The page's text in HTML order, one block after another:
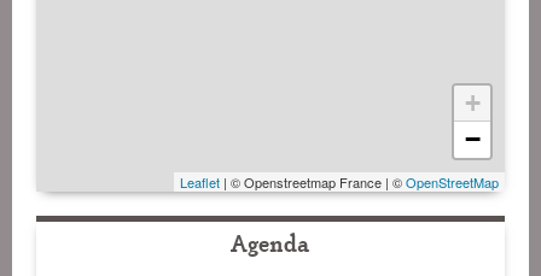
+
−
Leaflet | © Openstreetmap France | ©OpenStreetMap
Agenda